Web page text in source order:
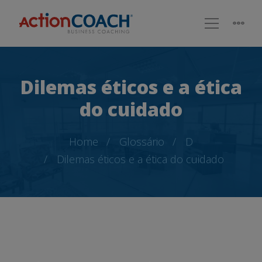
Dilemas éticos e a ética
do cuidado
Home Glossário
D
Dilemas éticos e a ética do cuidado